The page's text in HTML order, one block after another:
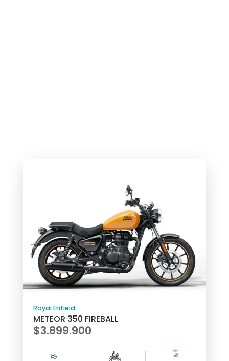
Royal Enfield
METEOR 350 FIREBALL
$3.899.900